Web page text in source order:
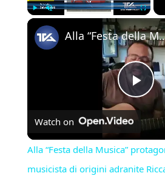
Fullscreen
Alla “Festa della Musica” protagonista
Watch on
Alla “Festa della Musica”
musicista di origini adranite